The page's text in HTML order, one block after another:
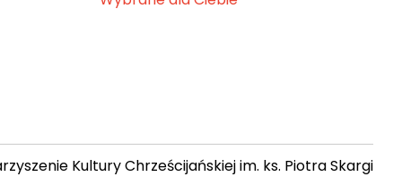
Kultury Chrześcijańskiej im. ks. Piotra Skargi